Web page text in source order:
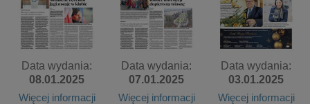
Data wydania:
08.01.2025
Więcej informacji
Data wydania:
07.01.2025
Więcej informacji
Data wydania:
03.01.2025
Więcej informacji